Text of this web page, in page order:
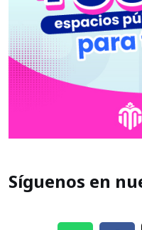
Síguenos en